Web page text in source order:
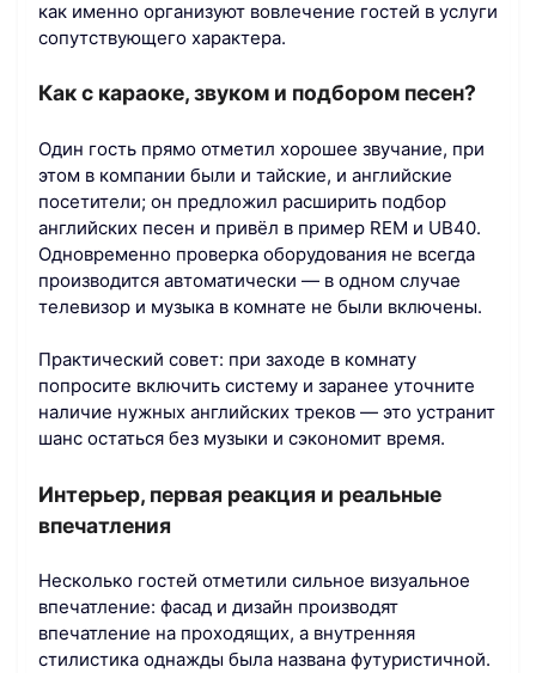
как именно организуют вовлечение гостей в услуги
сопутствующего характера.
Как с караоке, звуком и подбором песен?
Один гость прямо отметил хорошее звучание, при
этом в компании были и тайские, и английские
посетители; он предложил расширить подбор
английских песен и привёл в пример REM и UB40.
Одновременно проверка оборудования не всегда
производится автоматически — в одном случае
телевизор и музыка в комнате не были включены.
Практический совет: при заходе в комнату
попросите включить систему и заранее уточните
наличие нужных английских треков — это устранит
шанс остаться без музыки и сэкономит время.
Интерьер, первая реакция и реальные
впечатления
Несколько гостей отметили сильное визуальное
впечатление: фасад и дизайн производят
впечатление на проходящих, а внутренняя
стилистика однажды была названа футуристичной.